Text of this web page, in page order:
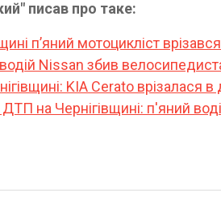
писав про таке:
п’яний мотоцикліст
водій Nissan збив
KIA Cerato врізалася
на Чернігівщині: п'яний